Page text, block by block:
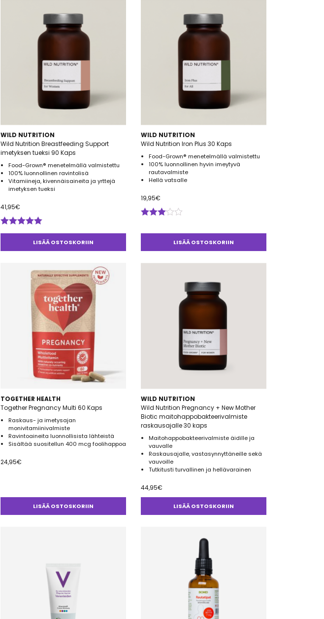
WILD NUTRITION
Wild Nutrition Breastfeeding Support
imetyksen tueksi 90 Kaps
Food-Grown® menetelmällä valmistettu
100% luonnollinen ravintolisä
Vitamiineja, kivennäisaineita ja yrttejä
imetyksen tueksi
41,95€
Arvostelu
tuotteesta:LISÄÄ OSTOSKORIIN
WILD NUTRITION
Wild Nutrition Iron Plus 30 Kaps
Food-Grown® menetelmällä valmistettu
100% luonnollinen hyvin imeytyvä
rautavalmiste
Hellä vatsalle
19,95€
LISÄÄ OSTOSKORIIN
TOGETHER HEALTH
Together Pregnancy Multi 60 Kaps
Raskaus- ja imetysajan
monivitamiinivalmiste
Ravintoaineita luonnollisista lähteistä
Sisältää suositellun 400 mcg foolihappoa
24,95€
LISÄÄ OSTOSKORIIN
WILD NUTRITION
Wild Nutrition Pregnancy + New Mother
Biotic maitohappobakteerivalmiste
raskausajalle 30 kaps
Maitohappobakteerivalmiste äidille ja
vauvalle
Raskausajalle, vastasynnyttäneille sekä
vauvoille
Tutkitusti turvallinen ja hellävarainen
44,95€
LISÄÄ OSTOSKORIIN